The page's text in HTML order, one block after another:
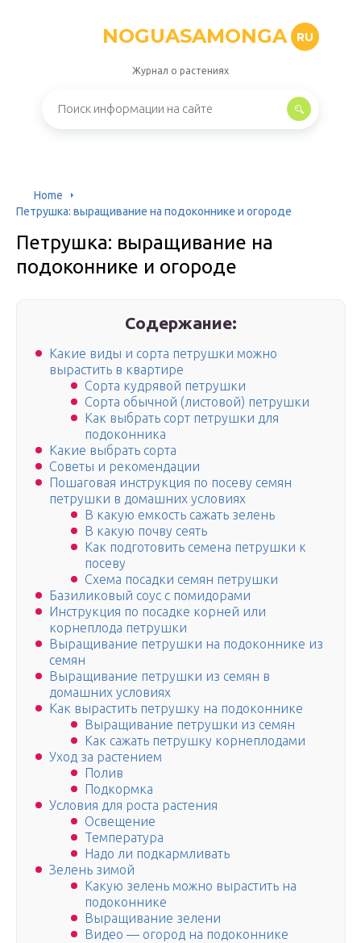
NOGUASAMONGA RU
Журнал о растениях
Home
Петрушка: выращивание на подоконнике и огороде
Петрушка: выращивание на
подоконнике и огороде
Содержание:
Какие виды и сорта петрушки можно
вырастить в квартире
Сорта кудрявой петрушки
Сорта обычной (листовой) петрушки
Как выбрать сорт петрушки для
подоконника
Какие выбрать сорта
Советы и рекомендации
Пошаговая инструкция по посеву семян
петрушки в домашних условиях
В какую емкость сажать зелень
В какую почву сеять
Как подготовить семена петрушки к
посеву
Схема посадки семян петрушки
Базиликовый соус с помидорами
Инструкция по посадке корней или
корнеплода петрушки
Выращивание петрушки на подоконнике из
семян
Выращивание петрушки из семян в
домашних условиях
Как вырастить петрушку на подоконнике
Выращивание петрушки из семян
Как сажать петрушку корнеплодами
Уход за растением
Полив
Подкормка
Условия для роста растения
Освещение
Температура
Надо ли подкармливать
Зелень зимой
Какую зелень можно вырастить на
подоконнике
Выращивание зелени
Видео — огород на подоконнике